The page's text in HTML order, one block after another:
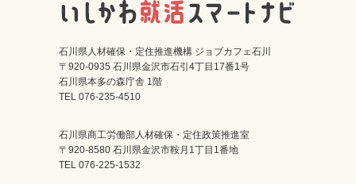
ログイン 会員登録
石川県人材確保・定住推進機構 ジョブカフェ石川
〒920-0935 石川県金沢市石引4丁目17番1号
石川県本多の森庁舎 1階
TEL 076-235-4510
石川県商工労働部人材確保・定住政策推進室
〒920-8580 石川県金沢市鞍月1丁目1番地
TEL 076-225-1532